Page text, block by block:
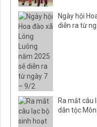
Ngày hội
diễn ra từ
Ra mắt câu
dân tộc